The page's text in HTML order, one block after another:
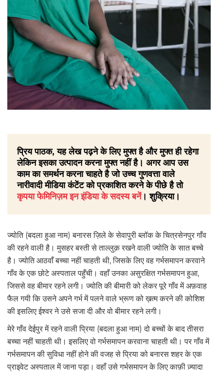
प्रिय पाठक, यह लेख पढ़ने के लिए मुफ्त है और मुफ्त ही रहेगा
लेकिन इसका उत्पादन करना मुफ्त नहीं है। अगर आप उस
काम का समर्थन करना चाहते है जो उच्च गुणवत्ता वाले
नारीवादी मीडिया कंटेंट को प्रकाशित करने के पीछे है तो
कृपया फेमिनिज़म इन इंडिया के सदस्य बनें। शुक्रिया।
ज्योति (बदला हुआ नाम) बनारस ज़िले के सेवापुरी ब्लॉक के चित्रसेनपुर गाँव
की रहने वाली है। मुसहर बस्ती से ताल्लुक़ रखने वाली ज्योति के सात बच्चे
है। ज्योति आठवाँ बच्चा नहीं चाहती थी, जिसके लिए वह गर्भसमापन करवाने
गाँव के एक छोटे अस्पताल पहुँची। वहाँ उनका असुरक्षित गर्भसमापन हुआ,
जिससे वह बीमार रहने लगी। ज्योति की बीमारी को लेकर पूरे गाँव में अफ़वाह
फैल गयी कि उसने अपने गर्भ में पलने वाले भ्रूण को ख़त्म करने की कोशिश
की इसलिए ईश्वर ने उसे सजा दी और वो बीमार रहने लगी।
मेरे गाँव देईपुर में रहने वाली प्रिया (बदला हुआ नाम) दो बच्चों के बाद तीसरा
बच्चा नहीं चाहती थी। इसलिए वो गर्भसमापन करवाना चाहती थी। पर गाँव में
गर्भसमापन की सुविधा नहीं होने की वजह से प्रिया को बनारस शहर के एक
प्राइवेट अस्पताल में जाना पड़ा। वहाँ उसे गर्भसमापन के लिए काफ़ी ज़्यादा